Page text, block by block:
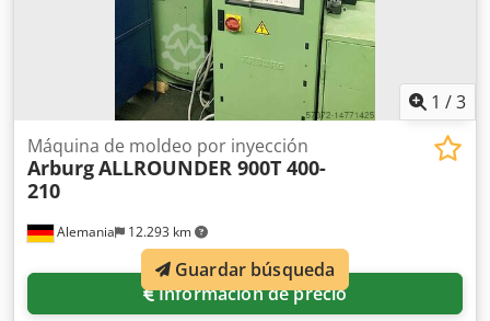
1 /3
Alemania 12.293 km
Máquina de moldeo por inyección
ArburgALLROUNDER 900T 400-
210
Información de precio
Guardar búsqueda